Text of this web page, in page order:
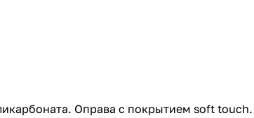
Оправа с покрытием soft